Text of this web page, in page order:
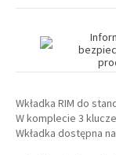
Wkładka RIM do
W komplecie 3
Wkładka dostępna